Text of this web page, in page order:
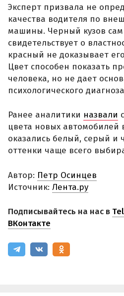
Эксперт призвала не
качества водителя по
машины. Черный кузов сам
свидетельствует о
красный не доказывает
Цвет способен показать
человека, но не дает
психологического
Ранее аналитики назвали
цвета новых автомобилей
оказались белый, серый
оттенки чаще всего
Автор: Петр Осинцев
Источник: Лента.ру
Подписывайтесь на нас в
ВКонтакте